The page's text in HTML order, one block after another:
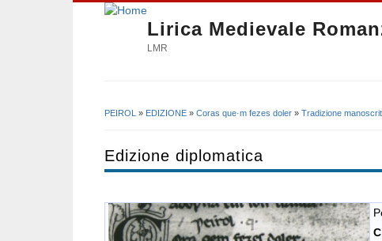
Lirica Medievale
LMR
PEIROL » EDIZIONE » Coras que·m fezes doler » Tradizione
Edizione diplomatica
C